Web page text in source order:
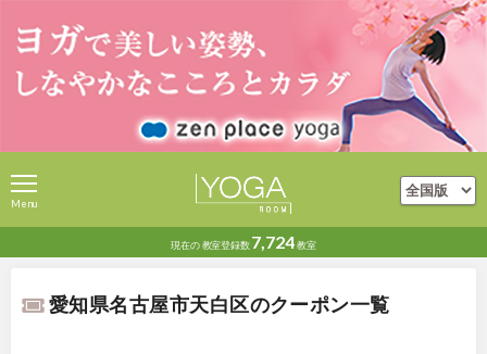
現在の教室登録数 7,724教室
Menu
愛知県名古屋市天白区のクーポン一覧